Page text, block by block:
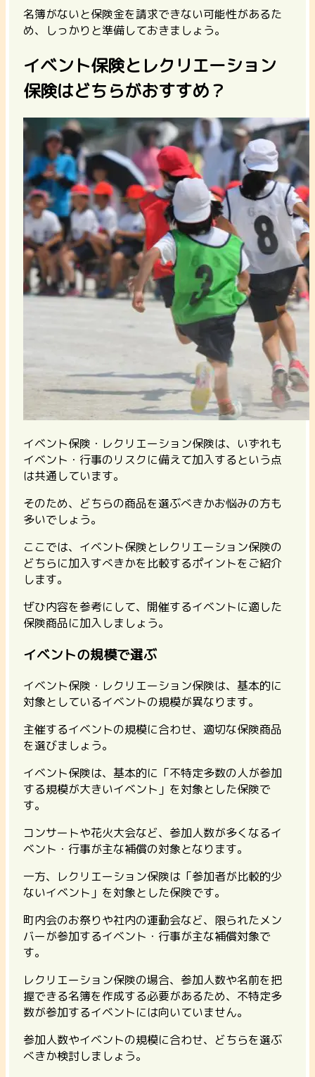
名簿がないと保険金を請求できない可能性があるた
め、しっかりと準備しておきましょう。
イベント保険とレクリエーション
保険はどちらがおすすめ？
イベント保険・レクリエーション保険は、いずれも
イベント・行事のリスクに備えて加入するという点
は共通しています。
そのため、どちらの商品を選ぶべきかお悩みの方も
多いでしょう。
ここでは、イベント保険とレクリエーション保険の
どちらに加入すべきかを比較するポイントをご紹介
します。
ぜひ内容を参考にして、開催するイベントに適した
保険商品に加入しましょう。
イベントの規模で選ぶ
イベント保険・レクリエーション保険は、基本的に
対象としているイベントの規模が異なります。
主催するイベントの規模に合わせ、適切な保険商品
を選びましょう。
イベント保険は、基本的に「不特定多数の人が参加
する規模が大きいイベント」を対象とした保険で
す。
コンサートや花火大会など、参加人数が多くなるイ
ベント・行事が主な補償の対象となります。
一方、レクリエーション保険は「参加者が比較的少
ないイベント」を対象とした保険です。
町内会のお祭りや社内の運動会など、限られたメン
バーが参加するイベント・行事が主な補償対象で
す。
レクリエーション保険の場合、参加人数や名前を把
握できる名簿を作成する必要があるため、不特定多
数が参加するイベントには向いていません。
参加人数やイベントの規模に合わせ、どちらを選ぶ
べきか検討しましょう。